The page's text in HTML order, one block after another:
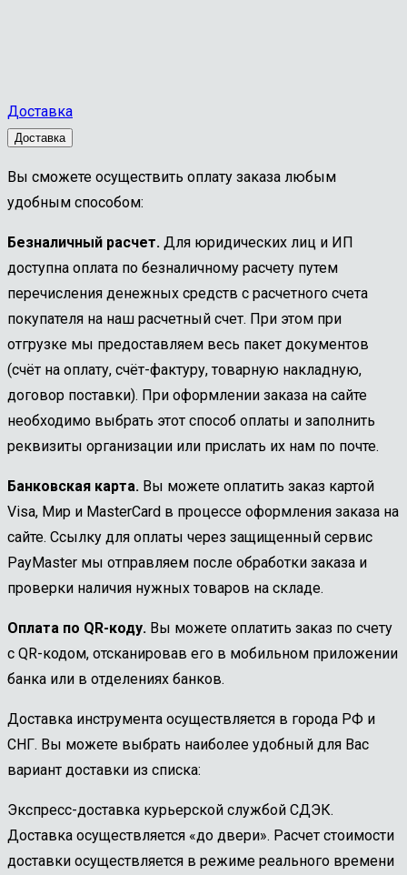
Доставка
Доставка
Вы сможете осуществить оплату заказа любым
удобным способом:
Безналичный расчет. Для юридических лиц и ИП
доступна оплата по безналичному расчету путем
перечисления денежных средств с расчетного счета
покупателя на наш расчетный счет. При этом при
отгрузке мы предоставляем весь пакет документов
(счёт на оплату, счёт-фактуру, товарную накладную,
договор поставки). При оформлении заказа на сайте
необходимо выбрать этот способ оплаты и заполнить
реквизиты организации или прислать их нам по почте.
Банковская карта. Вы можете оплатить заказ картой
Visa, Мир и MasterCard в процессе оформления заказа на
сайте. Ссылку для оплаты через защищенный сервис
PayMaster мы отправляем после обработки заказа и
проверки наличия нужных товаров на складе.
Оплата по QR-коду. Вы можете оплатить заказ по счету
с QR-кодом, отсканировав его в мобильном приложении
банка или в отделениях банков.
Доставка инструмента осуществляется в города РФ и
СНГ. Вы можете выбрать наиболее удобный для Вас
вариант доставки из списка:
Экспресс-доставка курьерской службой СДЭК.
Доставка осуществляется «до двери». Расчет стоимости
доставки осуществляется в режиме реального времени